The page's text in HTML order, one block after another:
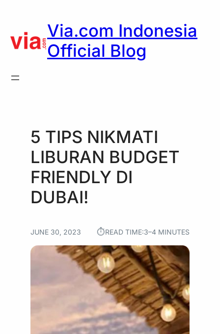
content
Via.com Indonesia
Official Blog
5 TIPS NIKMATI
LIBURAN BUDGET
FRIENDLY DI
DUBAI!
JUNE 30, 2023 ⏱︎READ TIME:3–4 MINUTES